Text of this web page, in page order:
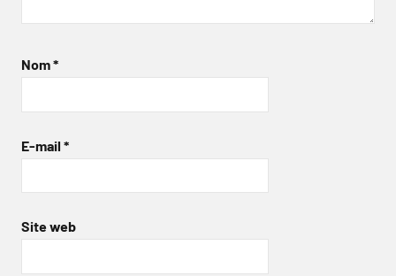
Nom*
E-mail *
Site web